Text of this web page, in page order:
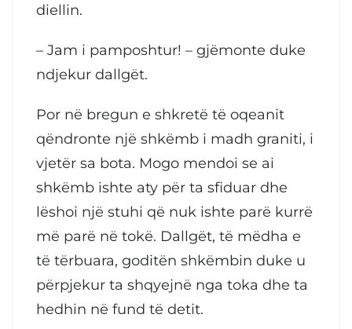
diellin.
– Jam i pamposhtur! – gjëmonte duke
ndjekur dallgët.
Por në bregun e shkretë të oqeanit
qëndronte një shkëmb i madh graniti, i
vjetër sa bota. Mogo mendoi se ai
shkëmb ishte aty për ta sfiduar dhe
lëshoi një stuhi që nuk ishte parë kurrë
më parë në tokë. Dallgët, të mëdha e
të tërbuara, goditën shkëmbin duke u
përpjekur ta shqyejnë nga toka dhe ta
hedhin në fund të detit.